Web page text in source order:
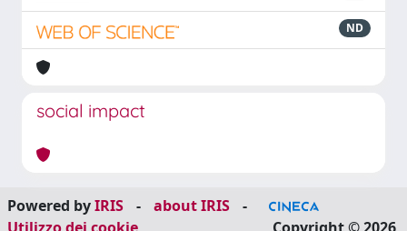
ND
social impact
Powered byIRIS - about IRIS
-